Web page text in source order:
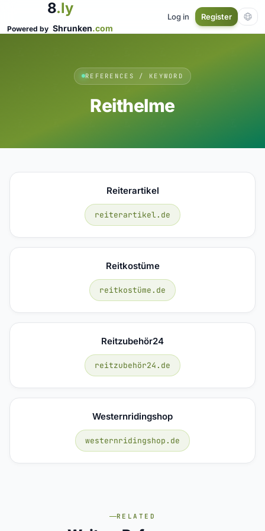
8.ly
Powered by Shrunken.com
Log in Register
REFERENCES / KEYWORD
Reithelme
Reiterartikel
reiterartikel.de
Reitkostüme
reitkostüme.de
Reitzubehör24
reitzubehör24.de
Westernridingshop
westernridingshop.de
RELATED